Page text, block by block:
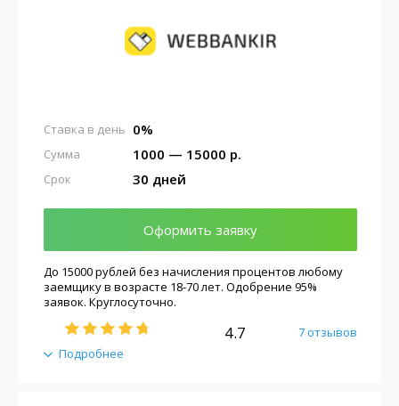
0%
Ставка в день
1000 — 15000 р.
Сумма
30 дней
Срок
Оформить заявку
Подробнее
До 15000 рублей без начисления процентов любому
заемщику в возрасте 18-70 лет. Одобрение 95%
заявок. Круглосуточно.
4.7 7 отзывов